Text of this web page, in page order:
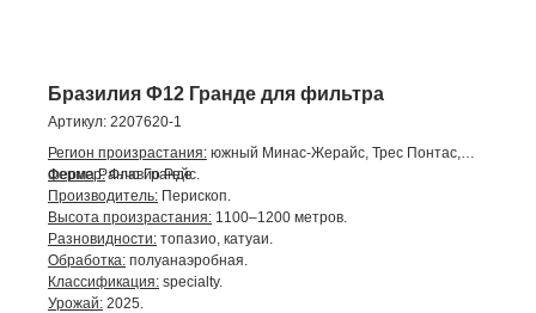
Бразилия Ф12 Гранде для фильтра
Артикул: 2207620-1
Регион произрастания: южный Минас-Жерайс, Трес Понтас,
ферма Ранчо Гранде
Фермер:Флавио Рейс.
Производитель: Перископ.
Высота произрастания: 1100–1200 метров.
Разновидности: топазио, катуаи.
Обработка: полуанаэробная.
Классификация: specialty.
Урожай: 2025.